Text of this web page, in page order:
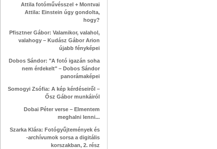
Attila fotóművésszel + Montvai
Attila: Einstein úgy gondolta,
hogy?
Pfisztner Gábor: Valamikor, valahol,
valahogy – Kudász Gábor Arion
újabb fényképei
Dobos Sándor: "A fotó igazán soha
nem érdekelt" – Dobos Sándor
panorámaképei
Somogyi Zsófia: A kép kérdéseiről –
Ősz Gábor munkáiról
Dobai Péter verse – Elmentem
meghalni lenni...
Szarka Klára: Fotógyűjtemények és
-archívumok sorsa a digitális
korszakban, 2. rész